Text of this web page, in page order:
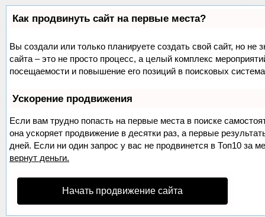
Как продвинуть сайт на первые места?
Вы создали или только планируете создать свой сайт, но не
сайта – это не просто процесс, а целый комплекс
посещаемости и повышение его позиций в поисковых
Ускорение продвижения
Если вам трудно попасть на первые места в поиске
она ускоряет продвижение в десятки раз, а первые
дней. Если ни один запрос у вас не продвинется в Топ10 за
вернут деньги.
Начать продвижение сайта